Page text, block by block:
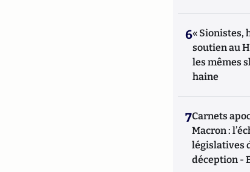
6« Sionistes,
soutien au
les mêmes
haine
7Carnets
Macron :
législatives
déception -